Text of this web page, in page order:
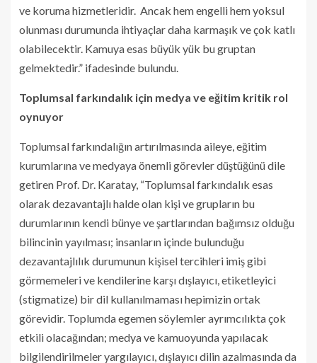
ve koruma hizmetleridir. Ancak hem engelli hem yoksul
olunması durumunda ihtiyaçlar daha karmaşık ve çok katlı
olabilecektir. Kamuya esas büyük yük bu gruptan
gelmektedir.” ifadesinde bulundu.
Toplumsal farkındalık için medya ve eğitim kritik rol
oynuyor
Toplumsal farkındalığın artırılmasında aileye, eğitim
kurumlarına ve medyaya önemli görevler düştüğünü dile
getiren Prof. Dr. Karatay, “Toplumsal farkındalık esas
olarak dezavantajlı halde olan kişi ve grupların bu
durumlarının kendi bünye ve şartlarından bağımsız olduğu
bilincinin yayılması; insanların içinde bulunduğu
dezavantajlılık durumunun kişisel tercihleri imiş gibi
görmemeleri ve kendilerine karşı dışlayıcı, etiketleyici
(stigmatize) bir dil kullanılmaması hepimizin ortak
görevidir. Toplumda egemen söylemler ayrımcılıkta çok
etkili olacağından; medya ve kamuoyunda yapılacak
bilgilendirilmeler yargılayıcı, dışlayıcı dilin azalmasında da